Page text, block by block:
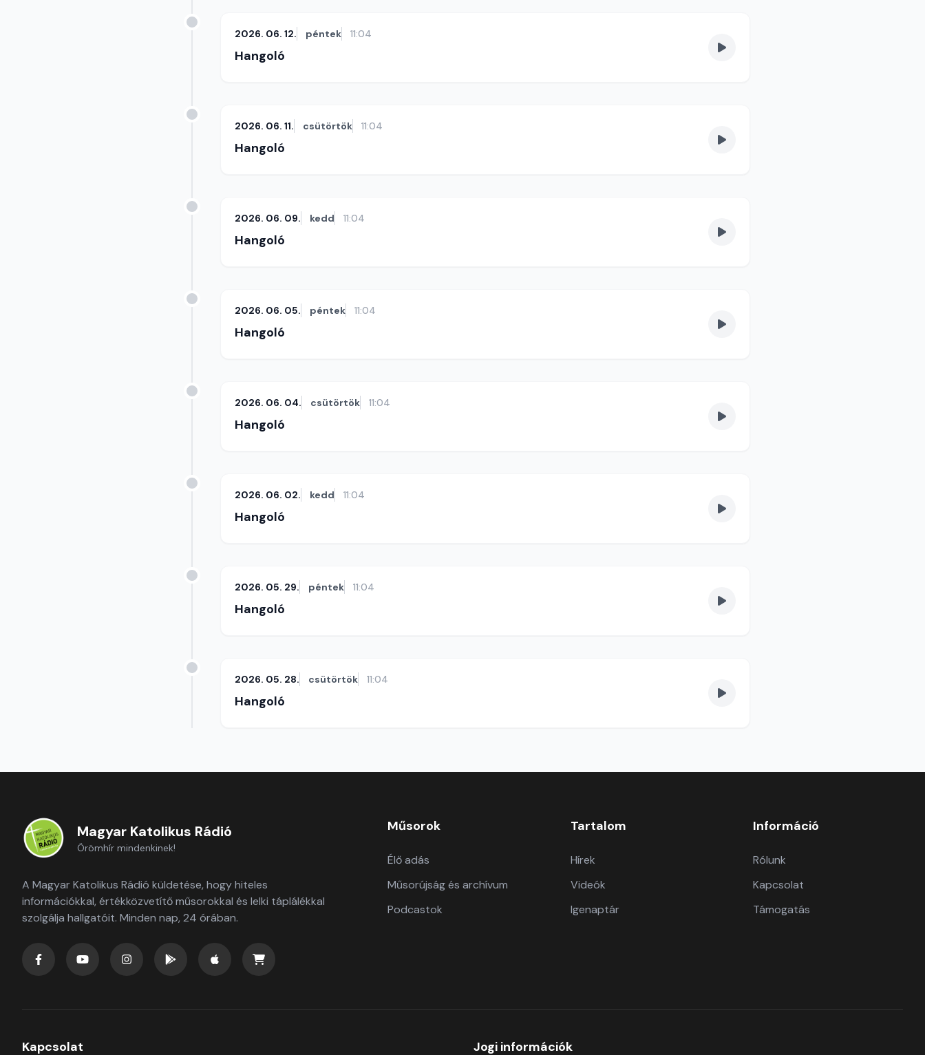
2026. 06. 12. péntek 11:04
Hangoló
2026. 06. 11. csütörtök 11:04
Hangoló
2026. 06. 09. kedd 11:04
Hangoló
2026. 06. 05. péntek 11:04
Hangoló
2026. 06. 04. csütörtök 11:04
Hangoló
2026. 06. 02. kedd 11:04
Hangoló
2026. 05. 29. péntek 11:04
Hangoló
2026. 05. 28. csütörtök 11:04
Hangoló
Magyar Katolikus Rádió
Örömhír mindenkinek!
A Magyar Katolikus Rádió küldetése, hogy hiteles
információkkal, értékközvetítő műsorokkal és lelki táplálékkal
szolgálja hallgatóit. Minden nap, 24 órában.
Műsorok
Élő adás
Műsorújság és archívum
Podcastok
Tartalom
Hírek
Videók
Igenaptár
Információ
Rólunk
Kapcsolat
Támogatás
Kapcsolat Jogi információk